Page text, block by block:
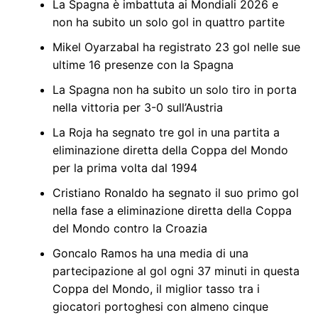
La Spagna è imbattuta ai Mondiali 2026 e
non ha subito un solo gol in quattro partite
Mikel Oyarzabal ha registrato 23 gol nelle sue
ultime 16 presenze con la Spagna
La Spagna non ha subito un solo tiro in porta
nella vittoria per 3-0 sull’Austria
La Roja ha segnato tre gol in una partita a
eliminazione diretta della Coppa del Mondo
per la prima volta dal 1994
Cristiano Ronaldo ha segnato il suo primo gol
nella fase a eliminazione diretta della Coppa
del Mondo contro la Croazia
Goncalo Ramos ha una media di una
partecipazione al gol ogni 37 minuti in questa
Coppa del Mondo, il miglior tasso tra i
giocatori portoghesi con almeno cinque